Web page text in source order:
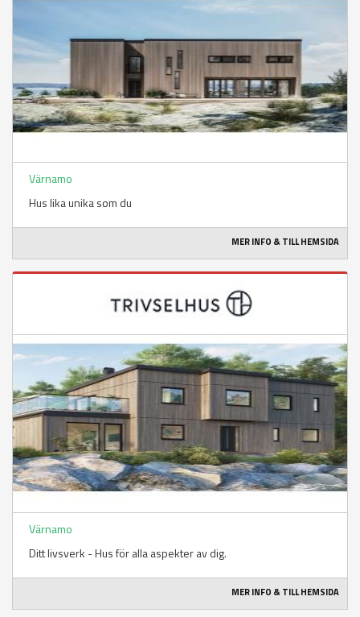
Värnamo
Hus lika unika som du
MER INFO & TILL HEMSIDA
Värnamo
Ditt livsverk - Hus för alla aspekter av dig.
MER INFO & TILL HEMSIDA